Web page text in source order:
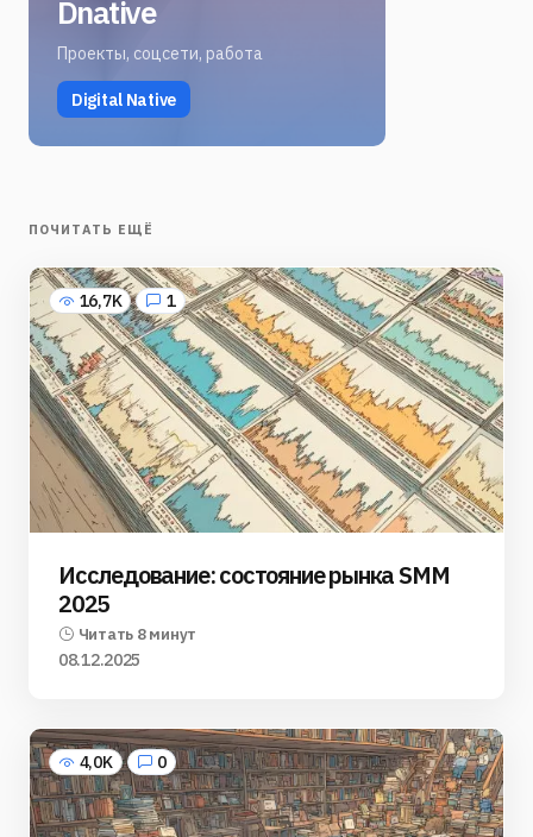
Dnative
Проекты, соцсети, работа
Digital Native
ПОЧИТАТЬ ЕЩЁ
16,7K 1
Исследование: состояние рынка SMM
2025
Читать 8 минут
08.12.2025
4,0K 0